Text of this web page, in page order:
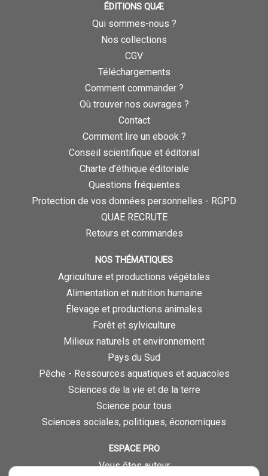
ÉDITIONS QUÆ
Qui sommes-nous ?
Nos collections
CGV
Téléchargements
Comment commander ?
Où trouver nos ouvrages ?
Contact
Comment lire un ebook ?
Conseil scientifique et éditorial
Charte d’éthique éditoriale
Questions fréquentes
Protection de vos données personnelles - RGPD
QUAE RECRUTE
Retours et commandes
NOS THÉMATIQUES
Agriculture et productions végétales
Alimentation et nutrition humaine
Élevage et productions animales
Forêt et sylviculture
Milieux naturels et environnement
Pays du Sud
Pêche - Ressources aquatiques et aquacoles
Sciences de la vie et de la terre
Science pour tous
Sciences sociales, politiques, économiques
ESPACE PRO
Vous êtes auteur